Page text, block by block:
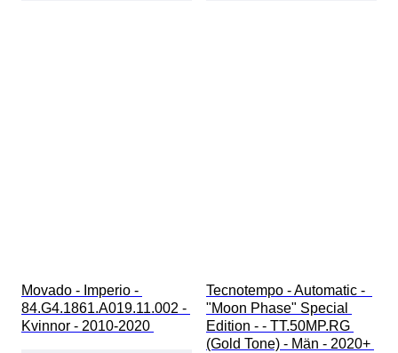
Movado - Imperio -
84.G4.1861.A019.11.002 -
Kvinnor - 2010-2020
Tecnotempo - Automatic -
"Moon Phase" Special
Edition - - TT.50MP.RG
(Gold Tone) - Män - 2020+